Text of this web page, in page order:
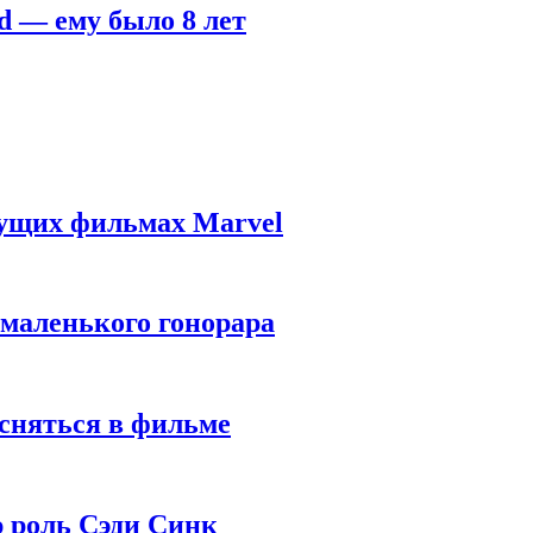
— ему было 8 лет
фильмах Marvel
гонорара
в фильме
роль Сэди Синк